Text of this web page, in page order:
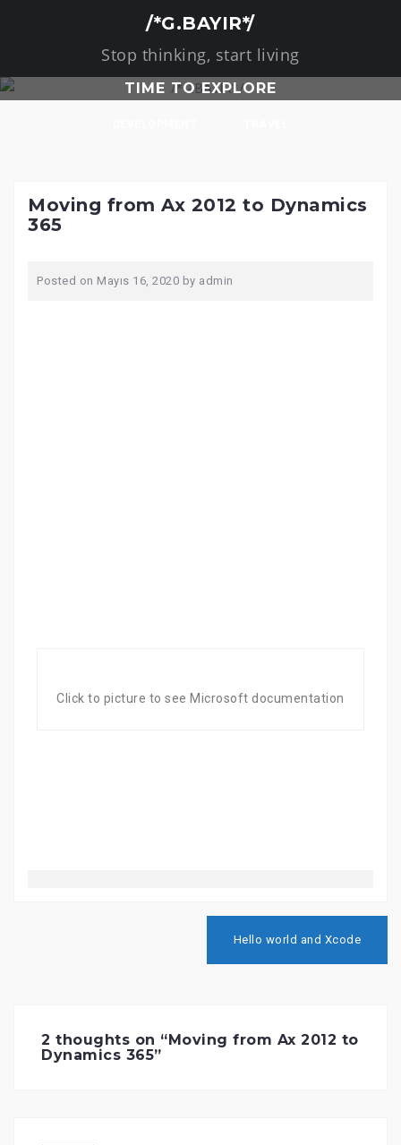
/*G.BAYIR*/
Stop thinking, start living
TIME TO EXPLORE
Moving from Ax 2012 to Dynamics
365
Posted on Mayıs 16, 2020 by admin
Click to picture to see Microsoft documentation
Hello world and Xcode
2 thoughts on “Moving from Ax 2012 to
Dynamics 365”